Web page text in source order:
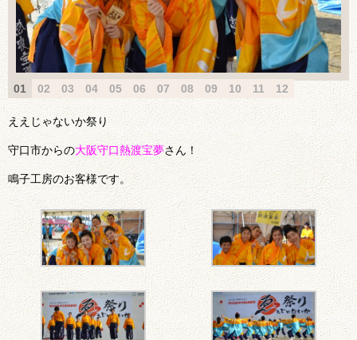
01 02 03 04 05 06 07 08 09 10 11 12
ええじゃないか祭り
守口市からの大阪守口熱渡宝夢さん！
鳴子工房のお客様です。